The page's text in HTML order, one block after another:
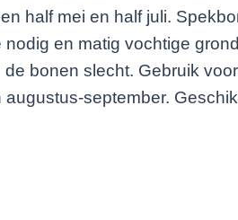
half mei en half juli.
en matig vochtige
de bonen slecht. Gebruik
augustus-september.